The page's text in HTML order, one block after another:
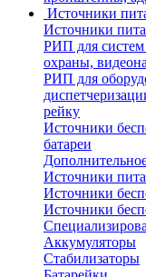
Источники
Источники
РИП для
охраны,
РИП для
рейку
Источники
батареи
Источники
Источники
Источники
Аккумуляторы
Стабилизаторы